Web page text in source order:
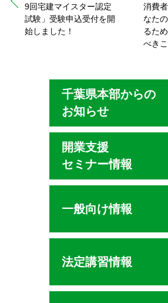
9回宅建マイスター認定
試験」受験申込受付を開
始しました！
消費
なた
るた
べき
千葉県本部からの
お知らせ
開業支援
セミナー情報
一般向け情報
法定講習情報